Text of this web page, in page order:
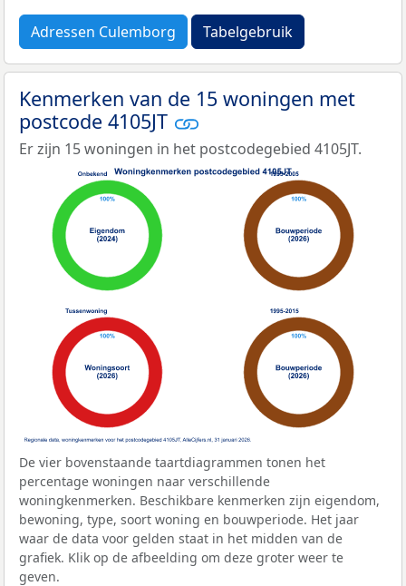
Adressen Culemborg Tabelgebruik
Kenmerken van de 15 woningen met
postcode 4105JT
Er zijn 15 woningen in het postcodegebied 4105JT.
De vier bovenstaande taartdiagrammen tonen het
percentage woningen naar verschillende
woningkenmerken. Beschikbare kenmerken zijn eigendom,
bewoning, type, soort woning en bouwperiode. Het jaar
waar de data voor gelden staat in het midden van de
grafiek. Klik op de afbeelding om deze groter weer te
geven.